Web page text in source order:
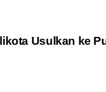
Usulkan ke